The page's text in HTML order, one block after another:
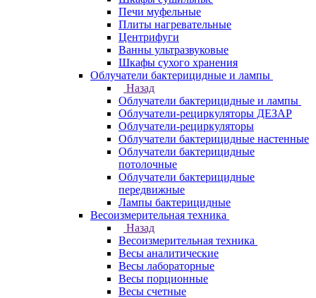
Печи муфельные
Плиты нагревательные
Центрифуги
Ванны ультразвуковые
Шкафы сухого хранения
Облучатели бактерицидные и лампы
Назад
Облучатели бактерицидные и лампы
Облучатели-рециркуляторы ДЕЗАР
Облучатели-рециркуляторы
Облучатели бактерицидные настенные
Облучатели бактерицидные
потолочные
Облучатели бактерицидные
передвижные
Лампы бактерицидные
Весоизмерительная техника
Назад
Весоизмерительная техника
Весы аналитические
Весы лабораторные
Весы порционные
Весы счетные